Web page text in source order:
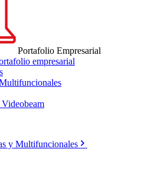
Portafolio Empresarial
empresarial
y Multifuncionales